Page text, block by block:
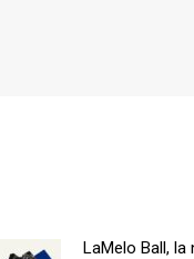
LaMelo Ball, la